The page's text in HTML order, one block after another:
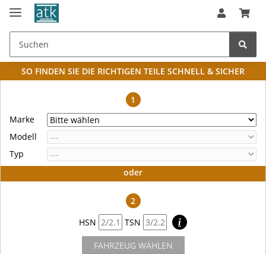
SO FINDEN SIE DIE RICHTIGEN TEILE SCHNELL & SICHER
1
Marke
Modell
Typ
oder
2
HSN
TSN i
FAHRZEUG WÄHLEN